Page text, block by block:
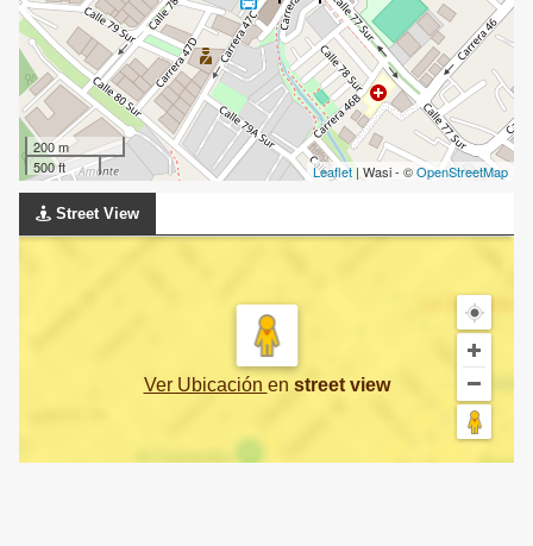
200 m
500 ft
Leaflet | Wasi - ©OpenStreetMap
Street View
Ver Ubicación en street view